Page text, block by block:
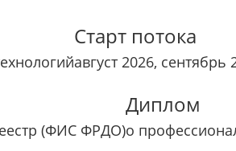
Старт потока
август 2026, сентябрь
(ФИС ФРДО)
Диплом
о